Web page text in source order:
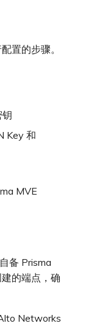
MCR 连接
Enterprise
置的步骤。
Key 和
MVE
备 Prisma
的端点，确
Networks